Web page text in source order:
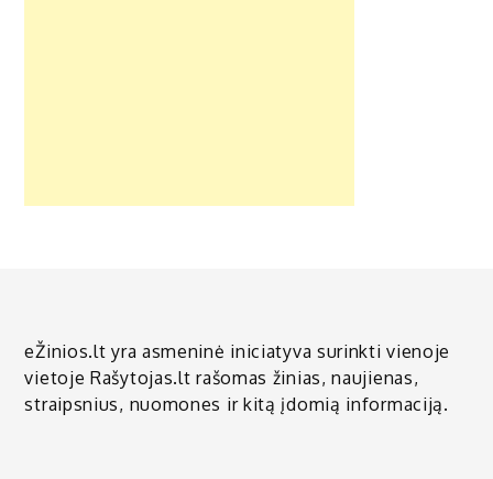
eŽinios.lt yra asmeninė iniciatyva surinkti vienoje
vietoje Rašytojas.lt rašomas žinias, naujienas,
straipsnius, nuomones ir kitą įdomią informaciją.